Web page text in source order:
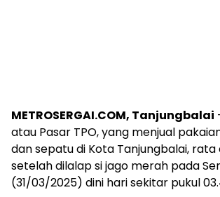
METROSERGAI.COM, Tanjungbalai
atau Pasar TPO, yang menjual
dan sepatu di Kota Tanjungbalai,
setelah dilalap si jago merah pada
(31/03/2025) dini hari sekitar pukul